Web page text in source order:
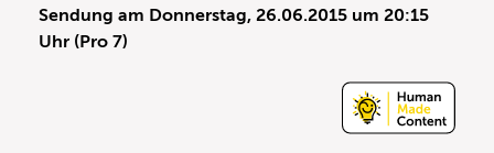
Sendung am Donnerstag, 26.06.2015 um 20:15
Uhr (Pro 7)